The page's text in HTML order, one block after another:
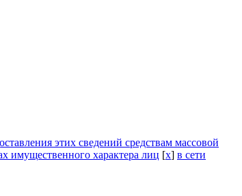
этих сведений средствам массовой
имущественного характера лиц [x] в сети